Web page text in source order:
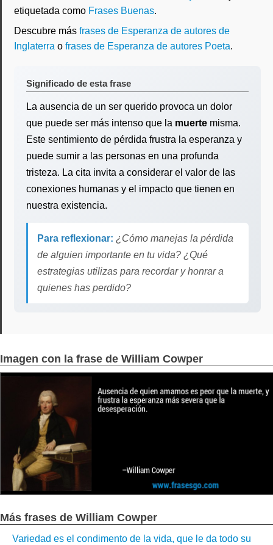
etiquetada como Frases Buenas.
Descubre más frases de Esperanza de autores de
Inglaterra o frases de Esperanza de autores Poeta.
Significado de esta frase
La ausencia de un ser querido provoca un dolor
que puede ser más intenso que la muerte misma.
Este sentimiento de pérdida frustra la esperanza y
puede sumir a las personas en una profunda
tristeza. La cita invita a considerar el valor de las
conexiones humanas y el impacto que tienen en
nuestra existencia.
Para reflexionar: ¿Cómo manejas la pérdida
de alguien importante en tu vida? ¿Qué
estrategias utilizas para recordar y honrar a
quienes has perdido?
Imagen con la frase de William Cowper
Más frases de William Cowper
Variedad es el condimento de la vida, que le da todo su